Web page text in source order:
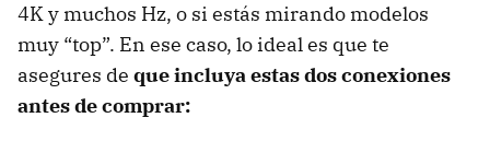
4K y muchos Hz, o si estás mirando modelos
muy “top”. En ese caso, lo ideal es que te
asegures de que incluya estas dos conexiones
antes de comprar: